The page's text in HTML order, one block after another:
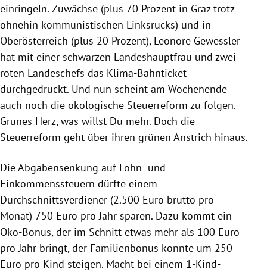
einringeln. Zuwächse (plus 70 Prozent in Graz trotz
ohnehin kommunistischen Linksrucks) und in
Oberösterreich (plus 20 Prozent), Leonore Gewessler
hat mit einer schwarzen Landeshauptfrau und zwei
roten Landeschefs das Klima-Bahnticket
durchgedrückt. Und nun scheint am Wochenende
auch noch die ökologische Steuerreform zu folgen.
Grünes Herz, was willst Du mehr. Doch die
Steuerreform geht über ihren grünen Anstrich hinaus.
Die Abgabensenkung auf Lohn- und
Einkommenssteuern dürfte einem
Durchschnittsverdiener (2.500 Euro brutto pro
Monat) 750 Euro pro Jahr sparen. Dazu kommt ein
Öko-Bonus, der im Schnitt etwas mehr als 100 Euro
pro Jahr bringt, der Familienbonus könnte um 250
Euro pro Kind steigen. Macht bei einem 1-Kind-